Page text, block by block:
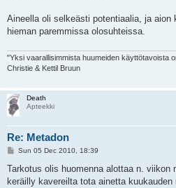
Aineella oli selkeästi potentiaalia, ja
hieman paremmissa olosuhteissa.
"Yksi vaarallisimmista huumeiden käyttötavoista
Christie & Kettil Bruun
Death
Apteekki
Re: Metadon
P
s
Sun 05 Dec 2010, 18:39
Tarkotus olis huomenna alottaa n. viikon
keräilly kavereilta tota ainetta